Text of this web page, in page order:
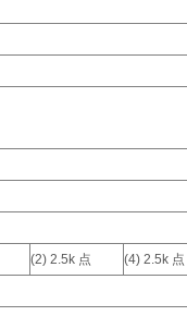
(2) 2.5k 点 (4) 2.5k 点